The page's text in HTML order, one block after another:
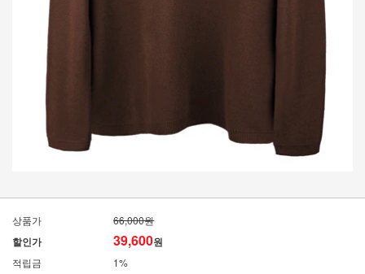
상품가 66,000원
할인가 39,600원
적립금
1%